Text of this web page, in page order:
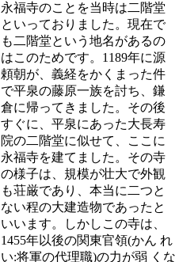
永福寺のことを当時は二階堂
といっておりました。現在で
も二階堂という地名があるの
はこのためです。1189年に源
頼朝が、義経をかくまった件
で平泉の藤原一族を討ち、鎌
倉に帰ってきました。その後
すぐに、平泉にあった大長寿
院の二階堂に似せて、ここに
永福寺を建てました。その寺
の様子は、規模が壮大で外観
も荘厳であり、本当に二つと
ない程の大建造物であったと
いいます。しかしこの寺は、
1455年以後の関東官領(かん れ
い:将軍の代理職)の力が弱 くな